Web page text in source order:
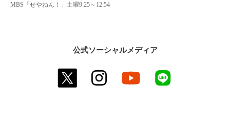
MBS「せやねん！」土曜9:25～12:54
公式ソーシャルメディア
twitter instagram youtube